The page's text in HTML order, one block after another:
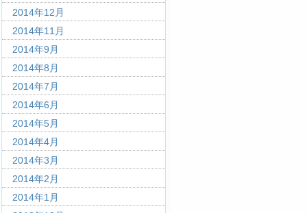
2014年12月
2014年11月
2014年9月
2014年8月
2014年7月
2014年6月
2014年5月
2014年4月
2014年3月
2014年2月
2014年1月